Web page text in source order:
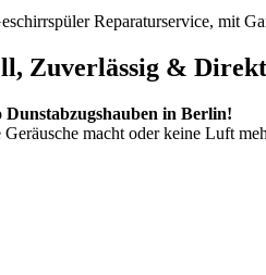
Reparaturservice,
Zuverlässig &
in Berlin!
macht oder keine Luft